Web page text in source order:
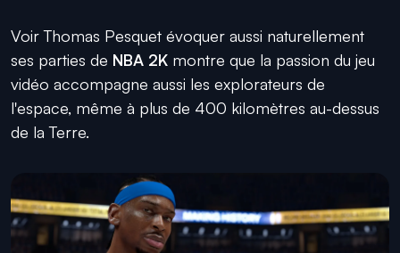
Voir Thomas Pesquet évoquer aussi naturellement
ses parties de NBA 2K montre que la passion du jeu
vidéo accompagne aussi les explorateurs de
l'espace, même à plus de 400 kilomètres au-dessus
de la Terre.